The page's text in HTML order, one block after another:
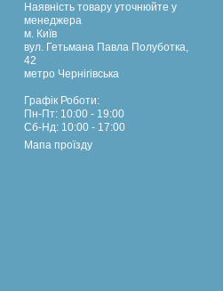
Наявність товару уточнюйте у
менеджера
м. Київ
вул. Гетьмана Павла Полуботка,
42
метро Чернігівська
Графік Роботи:
Пн-Пт: 10:00 - 19:00
Сб-Нд: 10:00 - 17:00
Мапа проїзду